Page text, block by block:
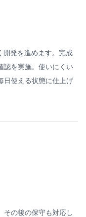
開発を進めます。完成
認を実施。使いにくい
日使える状態に仕上げ
その後の保守も対応し